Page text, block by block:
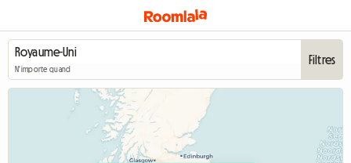
N'importe quand
Filtres